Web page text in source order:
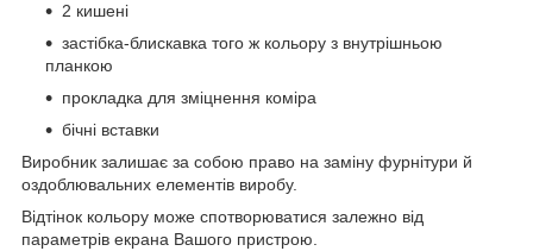
2 кишені
застібка-блискавка того ж кольору з внутрішньою
планкою
прокладка для зміцнення коміра
бічні вставки
Виробник залишає за собою право на заміну фурнітури й
оздоблювальних елементів виробу.
Відтінок кольору може спотворюватися залежно від
параметрів екрана Вашого пристрою.